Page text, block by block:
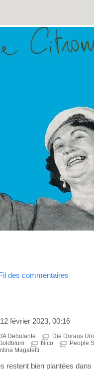
des commentaires
février 2023, 00:16
Debutante
Die Doraus
Nico
People
Magaletti
restent bien plantées